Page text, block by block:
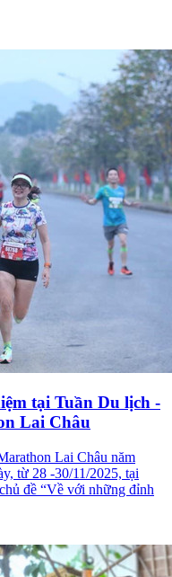
tại Tuần Du lịch -
Lai Châu
Lai Châu năm
từ 28 -30/11/2025, tại
đề “Về với những đỉnh